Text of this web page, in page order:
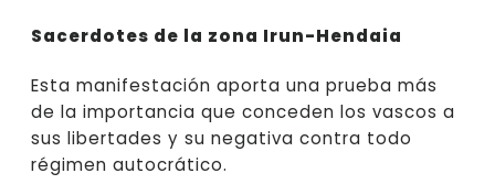
Sacerdotes de la zona Irun-Hendaia
Esta manifestación aporta una prueba más
de la importancia que conceden los vascos a
sus libertades y su negativa contra todo
régimen autocrático.